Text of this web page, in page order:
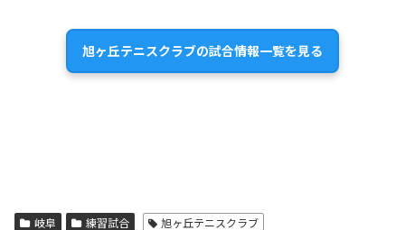
旭ヶ丘テニスクラブの試合情報一覧を見る
岐阜 練習試合 旭ヶ丘テニスクラブ